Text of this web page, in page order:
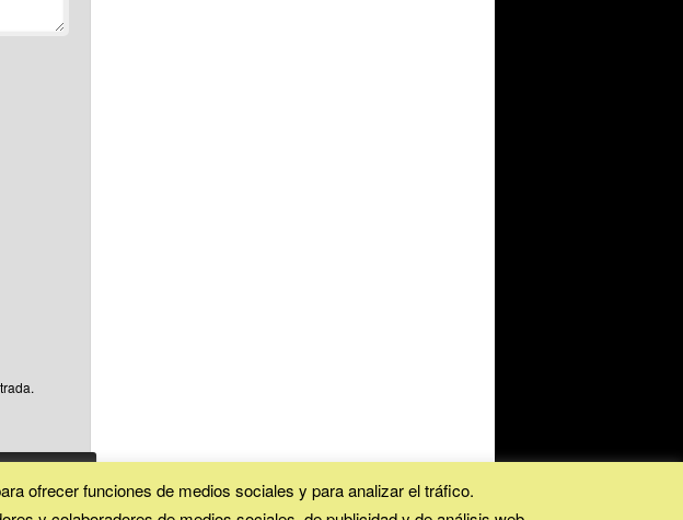
ofrecer funciones de medios sociales y para analizar el tráfico.